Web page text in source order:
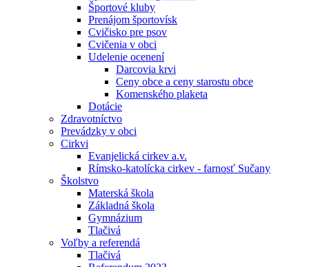
Športové kluby
Prenájom športovísk
Cvičisko pre psov
Cvičenia v obci
Udelenie ocenení
Darcovia krvi
Ceny obce a ceny starostu obce
Komenského plaketa
Dotácie
Zdravotníctvo
Prevádzky v obci
Cirkvi
Evanjelická cirkev a.v.
Rímsko-katolícka cirkev - farnosť Sučany
Školstvo
Materská škola
Základná škola
Gymnázium
Tlačivá
Voľby a referendá
Tlačivá